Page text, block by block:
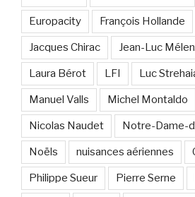
Europacity François Hollande
Jacques Chirac Jean-Luc
Laura Bérot LFI Luc
Manuel Valls Michel Montaldo
Nicolas Naudet Notre-Dame-
Noëls nuisances aériennes
Philippe Sueur Pierre Serne